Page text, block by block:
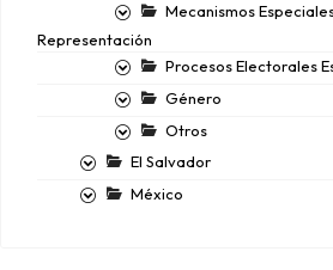
Mecanismos
Representación
Procesos Electorales
Género
Otros
El Salvador
México